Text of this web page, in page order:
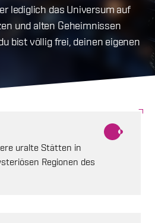
lediglich das Universum auf
und alten Geheimnissen
bist völlig frei, deinen eigenen
uralte Stätten in
Regionen des